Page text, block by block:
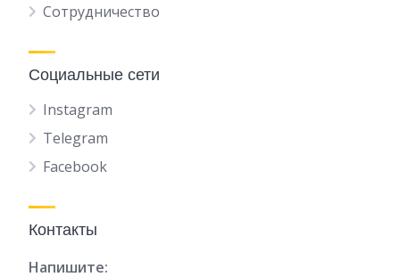
Сотрудничество
Социальные сети
Instagram
Telegram
Facebook
Контакты
Напишите: